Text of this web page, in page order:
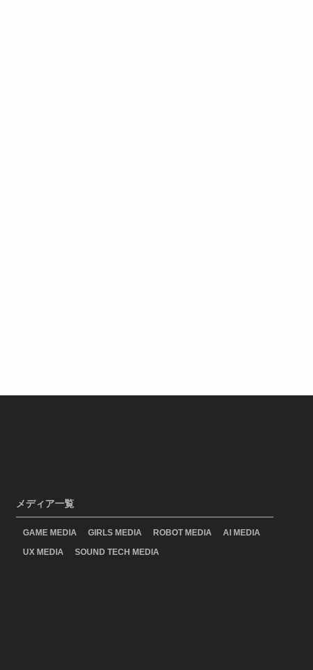
メディア一覧
GAME MEDIA GIRLS MEDIA ROBOT MEDIA
AI MEDIA
UX MEDIA
SOUND TECH MEDIA